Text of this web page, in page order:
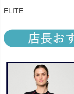
ELITE